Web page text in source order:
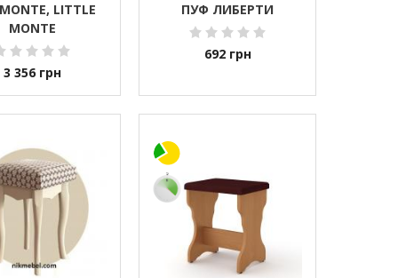
LITTLE
MONTE
3 356 грн
ПУФ ЛИБЕРТИ
692 грн